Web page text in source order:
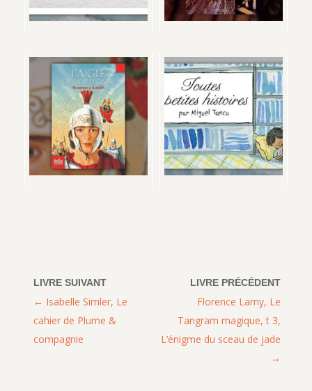
Florence Lamy, Le
Tangram magique, t 3,
L’énigme du sceau de jade
Isabelle Simler, Le
cahier de Plume &
compagnie